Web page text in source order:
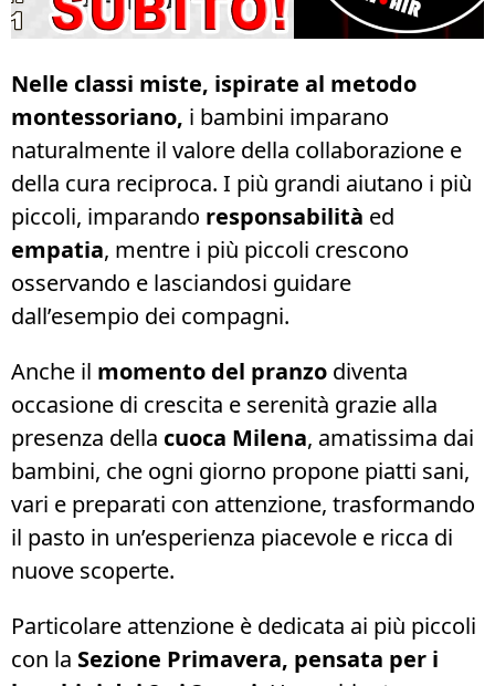
Nelle classi miste, ispirate al metodo
montessoriano, i bambini imparano
naturalmente il valore della collaborazione e
della cura reciproca. I più grandi aiutano i più
piccoli, imparando responsabilità ed
empatia, mentre i più piccoli crescono
osservando e lasciandosi guidare
dall’esempio dei compagni.
Anche il momento del pranzo diventa
occasione di crescita e serenità grazie alla
presenza della cuoca Milena, amatissima dai
bambini, che ogni giorno propone piatti sani,
vari e preparati con attenzione, trasformando
il pasto in un’esperienza piacevole e ricca di
nuove scoperte.
Particolare attenzione è dedicata ai più piccoli
con la Sezione Primavera, pensata per i